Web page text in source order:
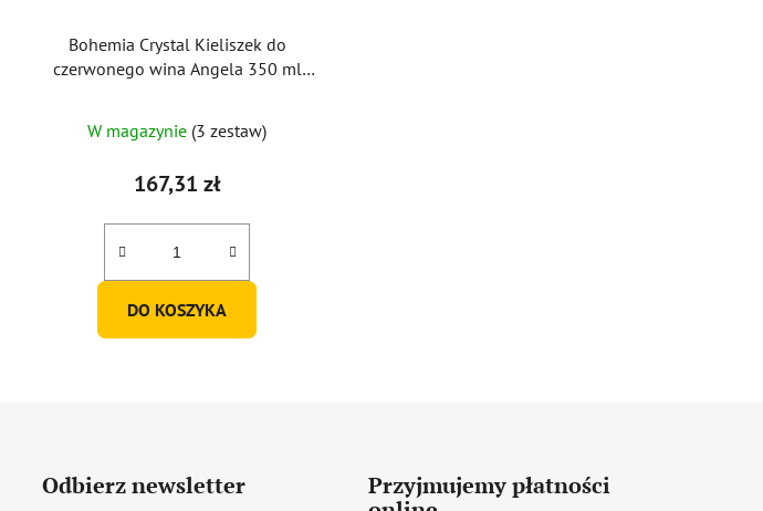
Bohemia Crystal Kieliszek do
czerwonego wina Angela 350 ml
W magazynie (3 zestaw)
167,31 zł
DO KOSZYKA
Odbierz newsletter
Przyjmujemy płatności